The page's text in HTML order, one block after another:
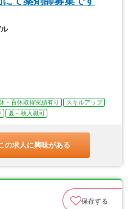
・育休取得実績有り
スキルアップ
夏～秋入職可
の求人に興味がある
保存する